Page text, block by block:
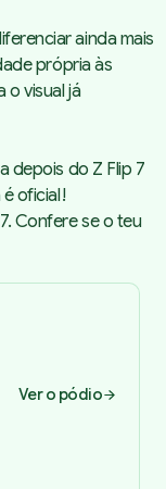
ainda mais
própria às
o visual já
depois do Z Flip 7
é oficial!
Confere se o teu
Ver o pódio